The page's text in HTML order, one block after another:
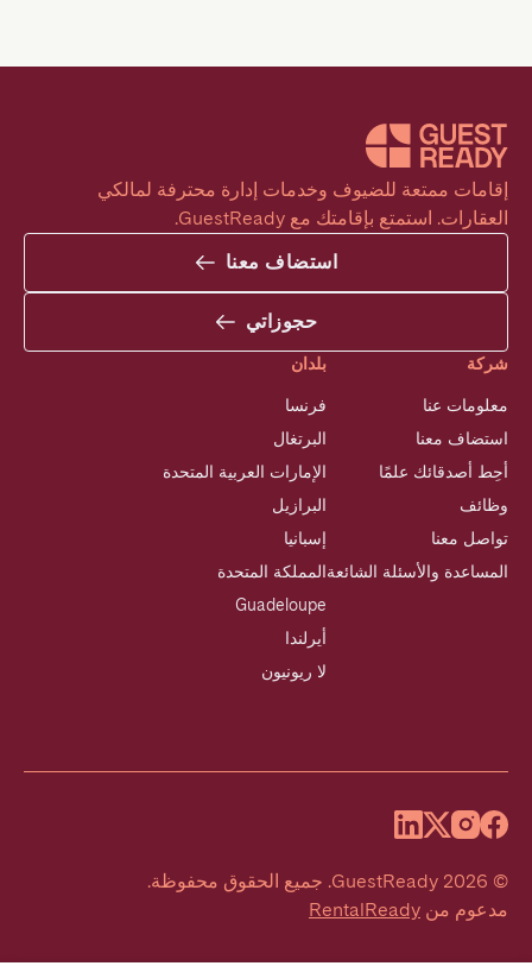
العقارات. استمتع بإقامتك مع GuestReady.
استضاف معنا
حجوزاتي
شركة
معلومات عنا
استضاف معنا
أحِط أصدقائك علمًا
وظائف
تواصل معنا
المساعدة والأسئلة الشائعة
بلدان
فرنسا
البرتغال
الإمارات العربية المتحدة
البرازيل
إسبانيا
المملكة المتحدة
Guadeloupe
أيرلندا
لا ريونيون
©
2026
GuestReady
. جميع الحقوق محفوظة.
مدعوم من RentalReady